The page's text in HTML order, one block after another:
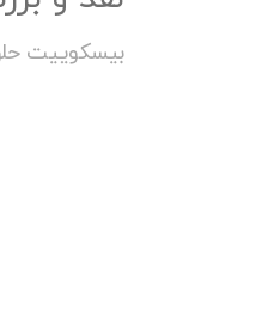
بیسکوییت حلوا